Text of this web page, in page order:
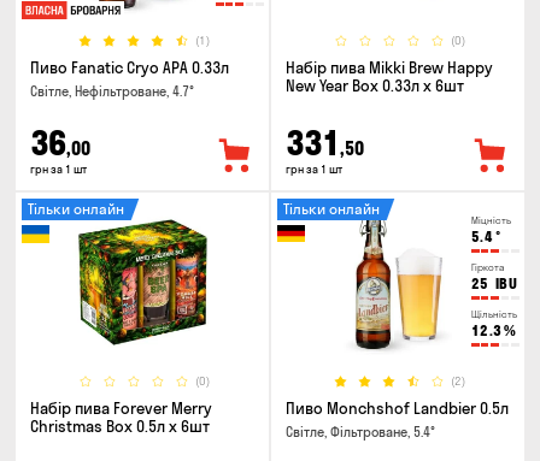
(1)
Пиво Fanatic Cryo APA 0.33л
Світле, Нефільтроване, 4.7°
36,00
грн за 1 шт
(0)
Набір пива Mikki Brew Happy
New Year Box 0.33л x 6шт
331 ,50
грн за 1 шт
(0)
Тільки онлайн
Набір пива Forever Merry
Christmas Box 0.5л x 6шт
Міцність
5.4°
Гіркота
25 IBU
Щільність
12.3%
(2)
Тільки онлайн
Пиво Monchshof Landbier 0.5л
Світле, Фільтроване, 5.4°